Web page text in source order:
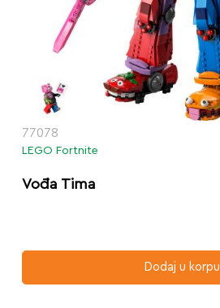
77078
LEGO Fortnite
Vođa Tima
Dodaj u korpu